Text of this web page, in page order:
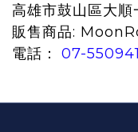
高雄市鼓山區大順
販售商品:
電話：
07-